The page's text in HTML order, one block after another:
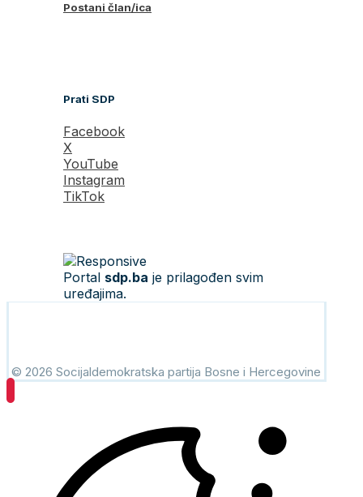
Postani član/ica
Prati SDP
Facebook
X
YouTube
Instagram
TikTok
Portal sdp.ba je prilagođen svim
uređajima.
© 2026 Socijaldemokratska partija Bosne i Hercegovine